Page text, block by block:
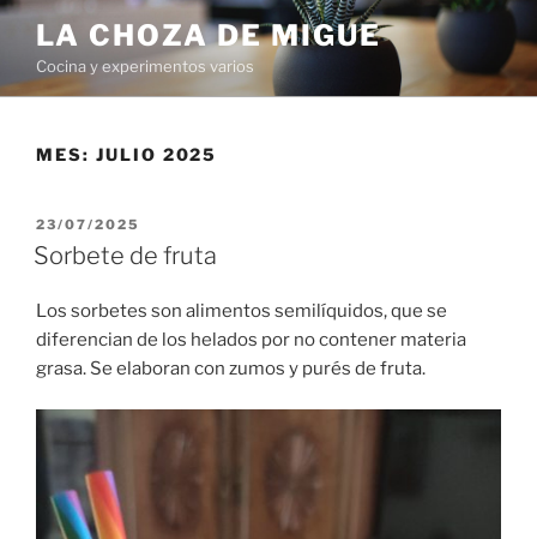
Saltar
contenido
LA CHOZA DE MIGUE
Cocina y experimentos varios
MES: JULIO 2025
PUBLICADO
EL
23/07/2025
Sorbete de fruta
Los sorbetes son alimentos semilíquidos, que se
diferencian de los helados por no contener materia
grasa. Se elaboran con zumos y purés de fruta.